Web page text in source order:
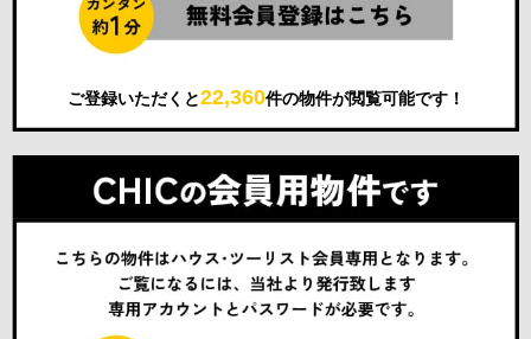
ご登録いただくと22,360件の物件が閲覧可能です！